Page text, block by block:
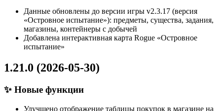
Данные обновлены до версии игры v2.3.17 (версия
«Островное испытание»): предметы, существа, задания,
магазины, контейнеры с добычей
Добавлена интерактивная карта Rogue «Островное
испытание»
1.21.0 (2026-05-30)
✨ Новые функции
Улучшено отображение таблицы покупок в магазине на